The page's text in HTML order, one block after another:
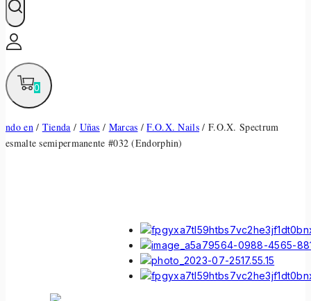
0
ndo en / Tienda / Uñas / Marcas / F.O.X. Nails / F.O.X. Spectrum
esmalte semipermanente #032 (Endorphin)